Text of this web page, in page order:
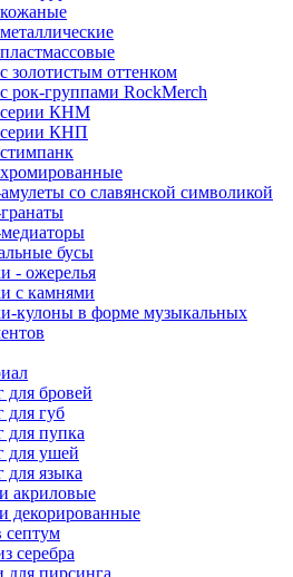
золотистым оттенком
рок-группами RockMerch
КНМ
КНП
со славянской символикой
бусы
- ожерелья
с камнями
кулоны в форме музыкальных
для бровей
для губ
для пупка
для ушей
для языка
акриловые
декорированные
септум
серебра
для пирсинга